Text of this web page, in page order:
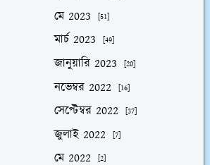
মে 2023 [51]
মার্চ 2023 [49]
জানুয়ারি 2023 [20]
নভেম্বর 2022 [16]
সেপ্টেম্বর 2022 [37]
জুলাই 2022 [7]
মে 2022 [2]